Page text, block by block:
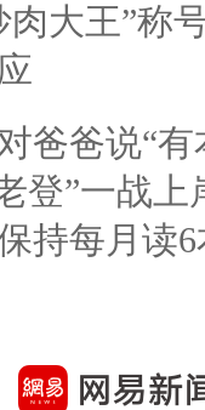
肉大王”称
爸爸说“
登”一战上
持每月读